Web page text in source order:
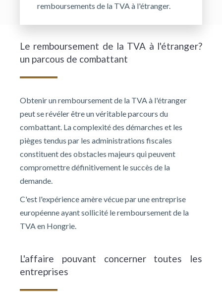
remboursements de la TVA à l'étranger.
Le remboursement de la TVA à l'étranger?
un parcous de combattant
Obtenir un remboursement de la TVA à l'étranger
peut se révéler être un véritable parcours du
combattant. La complexité des démarches et les
pièges tendus par les administrations fiscales
constituent des obstacles majeurs qui peuvent
compromettre définitivement le succès de la
demande.
C'est l'expérience amère vécue par une entreprise
européenne ayant sollicité le remboursement de la
TVA en Hongrie.
L'affaire pouvant concerner toutes les
entreprises